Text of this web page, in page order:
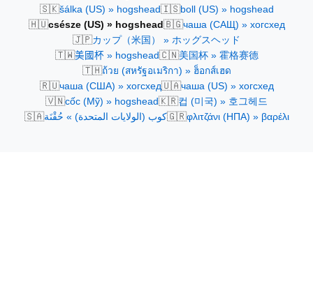
🇸🇰šálka (US) » hogshead🇮🇸boll (US) » hogshead
🇭🇺csésze (US) » hogshead 🇧🇬чаша (САЩ) » хогсхед
🇯🇵カップ（米国） » ホッグスヘッド
🇹🇼美國杯 » hogshead🇨🇳美国杯 » 霍格赛德
🇹🇭ถ้วย (สหรัฐอเมริกา) » ฮ็อกส์เฮด
🇷🇺чаша (США) » хогсхед🇺🇦чаша (US) » хогсхед
🇻🇳cốc (Mỹ) » hogshead🇰🇷컵 (미국) » 호그헤드
🇸🇦كوب (الولايات المتحدة) » حُقْنَة🇬🇷φλιτζάνι (ΗΠΑ) » βαρέλι